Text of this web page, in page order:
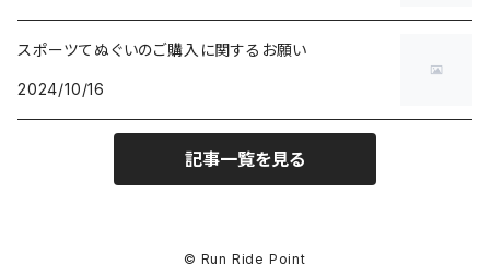
スポーツてぬぐいのご購入に関するお願い
2024/10/16
記事一覧を見る
© Run Ride Point